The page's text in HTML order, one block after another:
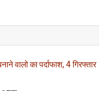
वालो का पर्दाफाश, 4 गिरफ्तार